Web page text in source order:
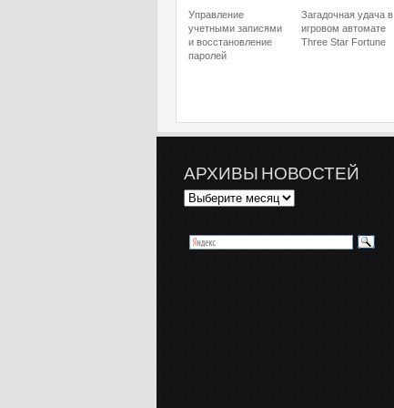
Управление
учетными записями
и восстановление
паролей
Загадочная удача в
игровом автомате
Three Star Fortune
АРХИВЫ НОВОСТЕЙ